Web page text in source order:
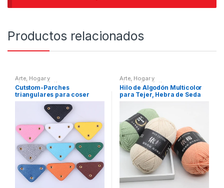
Productos relacionados
Arte, Hogar y
electrodomésticos
Cutstom-Parches
triangulares para coser
ropa, insignia de lentejuelas
con logotipo de marca,
paquete de apliques para
Lazo, Clip para el cabello
Arte, Hogar y
electrodomésticos
Hilo de Algodón Multicolor
para Tejer, Hebra de Seda
Suave y Cálida, Suministros
Hechos a Mano, Gran
Oferta, Lote por 50g